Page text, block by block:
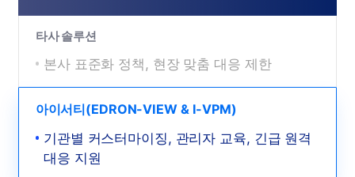
타사 솔루션
본사 표준화 정책, 현장 맞춤 대응 제한
아이서티(EDRON-VIEW & I-VPM)
기관별 커스터마이징, 관리자 교육, 긴급 원격
대응 지원